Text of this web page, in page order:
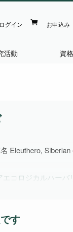
ログイン お申込み
活動 資
エコロジカルハー
す